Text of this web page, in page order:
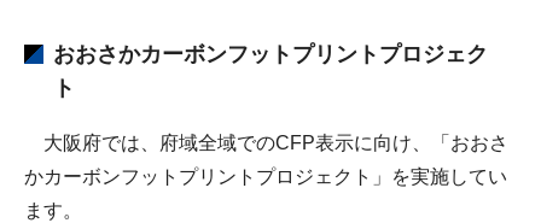
おおさかカーボンフットプリントプロジェク
ト
大阪府では、府域全域でのCFP表示に向け、「おおさ
かカーボンフットプリントプロジェクト」を実施してい
ます。